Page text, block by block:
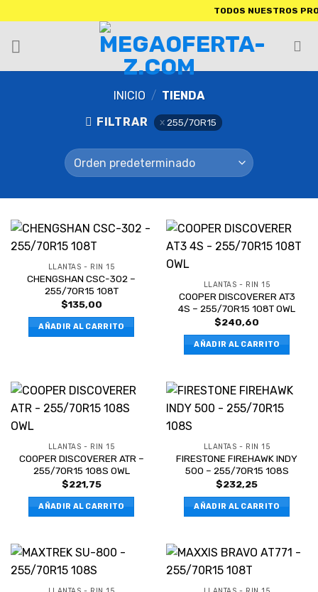
TODOS NUESTROS
INICIO / TIENDA
FILTRAR
255/70R15
LLANTAS - RIN 15
CHENGSHAN CSC-302 –
255/70R15 108T
$135,00
AÑADIR AL CARRITO
LLANTAS - RIN 15
COOPER DISCOVERER AT3
4S – 255/70R15 108T OWL
$240,60
AÑADIR AL CARRITO
LLANTAS - RIN 15
COOPER DISCOVERER ATR –
255/70R15 108S OWL
$221,75
AÑADIR AL CARRITO
LLANTAS - RIN 15
FIRESTONE FIREHAWK INDY
500 – 255/70R15 108S
$232,25
AÑADIR AL CARRITO